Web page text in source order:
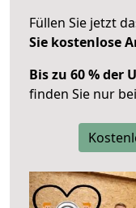
Füllen Sie jetzt
Sie kostenlose
Bis zu 60 % der
finden Sie nur